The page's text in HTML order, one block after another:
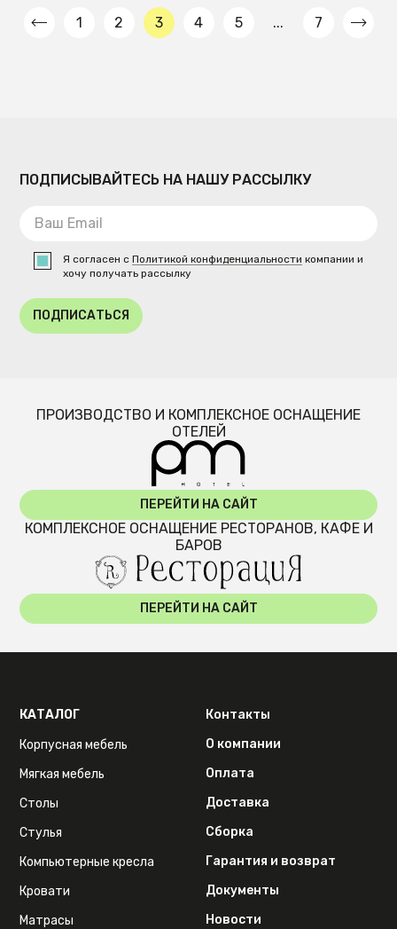
1 2 3 4 5 ... 7
ПОДПИСЫВАЙТЕСЬ НА НАШУ РАССЫЛКУ
Я согласен сПолитикой конфиденциальности компании и
хочу получать рассылку
ПОДПИСАТЬСЯ
ПРОИЗВОДСТВО И КОМПЛЕКСНОЕ ОСНАЩЕНИЕ
ОТЕЛЕЙ
ПЕРЕЙТИ НА САЙТ
КОМПЛЕКСНОЕ ОСНАЩЕНИЕ РЕСТОРАНОВ, КАФЕ И
БАРОВ
ПЕРЕЙТИ НА САЙТ
КАТАЛОГ
Корпусная мебель
Мягкая мебель
Столы
Стулья
Компьютерные кресла
Кровати
Матрасы
Контакты
О компании
Оплата
Доставка
Сборка
Гарантия и возврат
Документы
Новости